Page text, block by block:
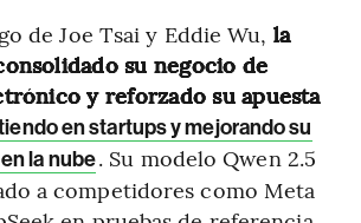
de Joe Tsai y Eddie Wu, la
su negocio de
y reforzado su apuesta
en startups y mejorando su
la nube. Su modelo Qwen 2.5
a competidores como Meta